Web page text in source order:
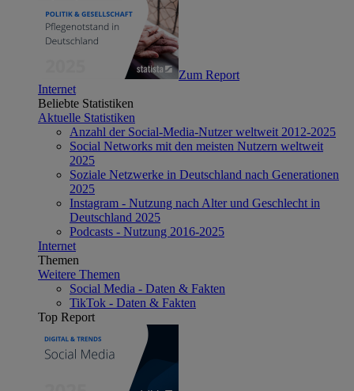
Zum Report
Internet
Beliebte Statistiken
Aktuelle Statistiken
Anzahl der Social-Media-Nutzer weltweit 2012-2025
Social Networks mit den meisten Nutzern weltweit
2025
Soziale Netzwerke in Deutschland nach Generationen
2025
Instagram - Nutzung nach Alter und Geschlecht in
Deutschland 2025
Podcasts - Nutzung 2016-2025
Internet
Themen
Weitere Themen
Social Media - Daten & Fakten
TikTok - Daten & Fakten
Top Report